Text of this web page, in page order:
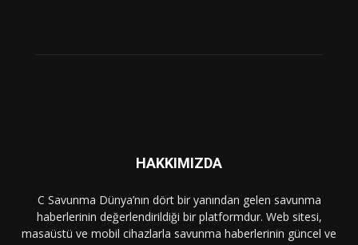
HAKKIMIZDA
C Savunma Dünya’nın dört bir yanından gelen savunma
haberlerinin değerlendirildiği bir platformdur. Web sitesi,
masaüstü ve mobil cihazlarla savunma haberlerinin güncel ve